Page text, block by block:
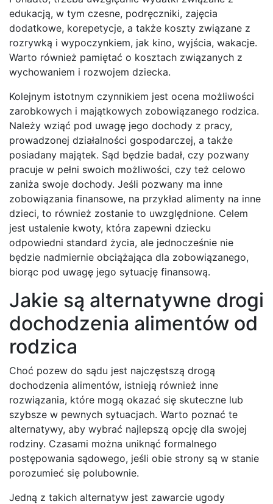
edukacją, w tym czesne, podręczniki, zajęcia
dodatkowe, korepetycje, a także koszty związane z
rozrywką i wypoczynkiem, jak kino, wyjścia, wakacje.
Warto również pamiętać o kosztach związanych z
wychowaniem i rozwojem dziecka.
Kolejnym istotnym czynnikiem jest ocena możliwości
zarobkowych i majątkowych zobowiązanego rodzica.
Należy wziąć pod uwagę jego dochody z pracy,
prowadzonej działalności gospodarczej, a także
posiadany majątek. Sąd będzie badał, czy pozwany
pracuje w pełni swoich możliwości, czy też celowo
zaniża swoje dochody. Jeśli pozwany ma inne
zobowiązania finansowe, na przykład alimenty na inne
dzieci, to również zostanie to uwzględnione. Celem
jest ustalenie kwoty, która zapewni dziecku
odpowiedni standard życia, ale jednocześnie nie
będzie nadmiernie obciążająca dla zobowiązanego,
biorąc pod uwagę jego sytuację finansową.
Jakie są alternatywne drogi
dochodzenia alimentów od
rodzica
Choć pozew do sądu jest najczęstszą drogą
dochodzenia alimentów, istnieją również inne
rozwiązania, które mogą okazać się skuteczne lub
szybsze w pewnych sytuacjach. Warto poznać te
alternatywy, aby wybrać najlepszą opcję dla swojej
rodziny. Czasami można uniknąć formalnego
postępowania sądowego, jeśli obie strony są w stanie
porozumieć się polubownie.
Jedną z takich alternatyw jest zawarcie ugody